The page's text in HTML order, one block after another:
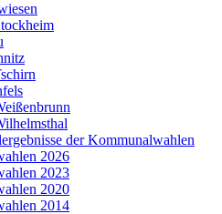
der Kommunalwahlen
2026
2023
2020
2014